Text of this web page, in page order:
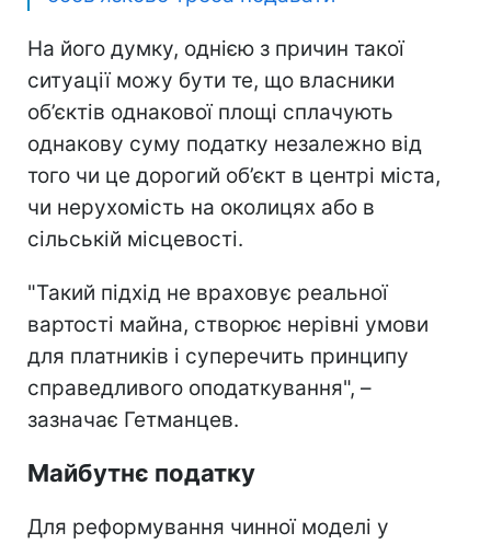
На його думку, однією з причин такої
ситуації можу бути те, що власники
об’єктів однакової площі сплачують
однакову суму податку незалежно від
того чи це дорогий об’єкт в центрі міста,
чи нерухомість на околицях або в
сільській місцевості.
"Такий підхід не враховує реальної
вартості майна, створює нерівні умови
для платників і суперечить принципу
справедливого оподаткування", –
зазначає Гетманцев.
Майбутнє податку
Для реформування чинної моделі у